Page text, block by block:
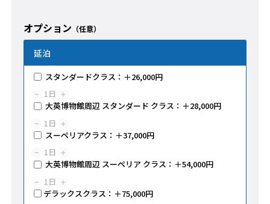
オプション （任意）
延泊
スタンダードクラス：＋26,000円
− 1日 ＋
大英博物館周辺 スタンダード クラス：＋28,000円
− 1 日 ＋
スーペリアクラス：＋37,000円
− 1日 ＋
大英博物館周辺 スーペリア クラス：＋54,000円
− 1 日 ＋
デラックスクラス：＋75,000円